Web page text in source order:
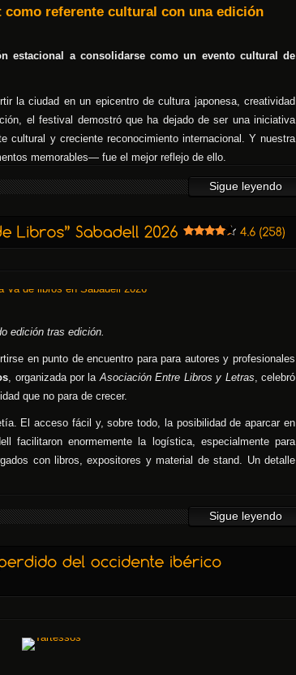
como referente cultural con una edición
estacional a consolidarse como un evento cultural de
la ciudad en un epicentro de cultura japonesa, creatividad
el festival demostró que ha dejado de ser una iniciativa
cultural y creciente reconocimiento internacional. Y nuestra
memorables— fue el mejor reflejo de ello.
Sigue leyendo
edición tras edición.
en punto de encuentro para para autores y profesionales
, organizada por laAsociación Entre Libros y Letras, celebró
que no para de crecer.
El acceso fácil y, sobre todo, la posibilidad de aparcar en
facilitaron enormemente la logística, especialmente para
con libros, expositores y material de stand. Un detalle
Sigue leyendo